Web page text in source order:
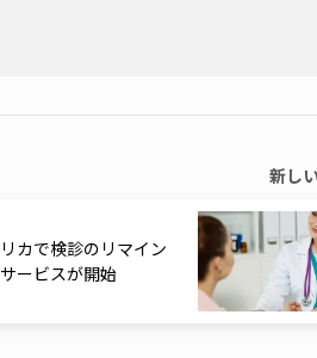
新し
カで検診のリマイン
ービスが開始